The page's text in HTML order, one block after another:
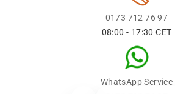
0173 712 76 97
08:00 - 17:30 CET
WhatsApp Service